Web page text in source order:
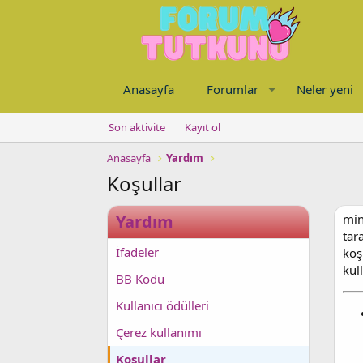
Anasayfa Forumlar Neler yeni
Son aktivite Kayıt ol
Anasayfa Yardım
Koşullar
Yardım
İfadeler
BB Kodu
Kullanıcı ödülleri
Çerez kullanımı
Koşullar